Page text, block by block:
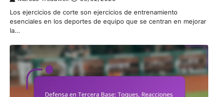
Los ejercicios de corte son ejercicios de entrenamiento
esenciales en los deportes de equipo que se centran en mejorar
la…